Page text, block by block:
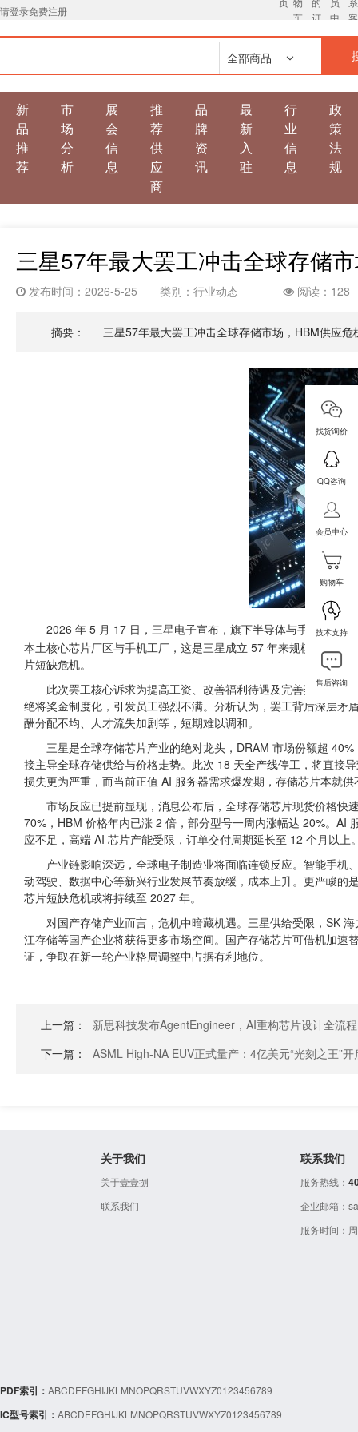
请登录免费注册
车
订
中
客
全部商品
找货询价
QQ咨询
会员中心
购物车
技术支持
售后咨询
新
品
推
荐
市
场
分
析
展
会
信
息
推
荐
供
应
商
品
牌
资
讯
最
新
入
驻
行
业
信
息
政
策
法
规
三星57年最大罢工冲击全球存储
发布时间：2026-5-25 类别：行业动态 阅读：128
摘要： 三星57年最大罢工冲击全球存储市场，HBM供应危
2026 年 5 月 17 日，三星电子宣布，旗下半导体与手机业务部
本土核心芯片厂区与手机工厂，这是三星成立 57 年来规模最大的
片短缺危机。
此次罢工核心诉求为提高工资、改善福利待遇及完善奖金分
绝将奖金制度化，引发员工强烈不满。分析认为，罢工背后深层
酬分配不均、人才流失加剧等，短期难以调和。
三星是全球存储芯片产业的绝对龙头，DRAM 市场份额超
接主导全球存储供给与价格走势。此次 18 天全产线停工，将直接
损失更为严重，而当前正值 AI 服务器需求爆发期，存储芯片本就
市场反应已提前显现，消息公布后，全球存储芯片现货价格
70%，HBM 价格年内已涨 2 倍，部分型号一周内涨幅达 20%。AI
应不足，高端 AI 芯片产能受限，订单交付周期延长至 12 个月以上
产业链影响深远，全球电子制造业将面临连锁反应。智能手
动驾驶、数据中心等新兴行业发展节奏放缓，成本上升。更严峻
芯片短缺危机或将持续至 2027 年。
对国产存储产业而言，危机中暗藏机遇。三星供给受限，SK
江存储等国产企业将获得更多市场空间。国产存储芯片可借机加
证，争取在新一轮产业格局调整中占据有利地位。
上一篇：
新思科技发布AgentEngineer，AI重构芯片设计全流程
下一篇：
ASML High‑NA EUV正式量产：4亿美元“光刻之王”
关于我们
关于壹壹捌
联系我们
联系我们
服务热线：
企业邮箱：
服务时间：
PDF索引： ABCDEFGHIJKL MNOPQRSTUVWXYZ0123456789
IC型号索引： ABCDEFGHIJKL MNOPQRSTUVWXYZ0123456789